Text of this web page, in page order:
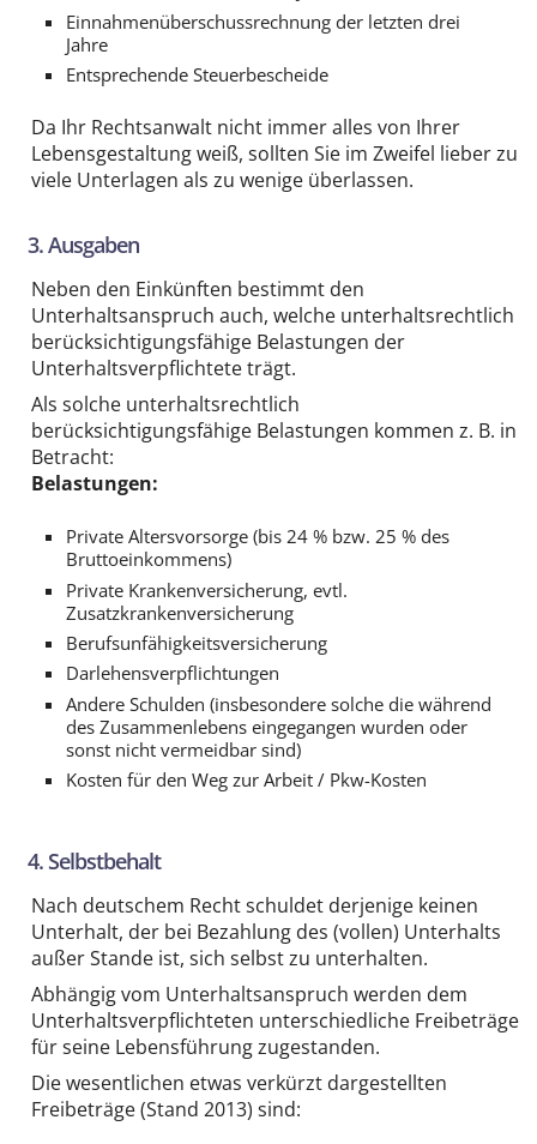
Einnahmenüberschussrechnung der letzten drei
Jahre
Entsprechende Steuerbescheide
Da Ihr Rechtsanwalt nicht immer alles von Ihrer
Lebensgestaltung weiß, sollten Sie im Zweifel lieber zu
viele Unterlagen als zu wenige überlassen.
3. Ausgaben
Neben den Einkünften bestimmt den
Unterhaltsanspruch auch, welche unterhaltsrechtlich
berücksichtigungsfähige Belastungen der
Unterhaltsverpflichtete trägt.
Als solche unterhaltsrechtlich
berücksichtigungsfähige Belastungen kommen z. B. in
Betracht:
Belastungen:
Private Altersvorsorge (bis 24 % bzw. 25 % des
Bruttoeinkommens)
Private Krankenversicherung, evtl.
Zusatzkrankenversicherung
Berufsunfähigkeitsversicherung
Darlehensverpflichtungen
Andere Schulden (insbesondere solche die während
des Zusammenlebens eingegangen wurden oder
sonst nicht vermeidbar sind)
Kosten für den Weg zur Arbeit / Pkw-Kosten
4. Selbstbehalt
Nach deutschem Recht schuldet derjenige keinen
Unterhalt, der bei Bezahlung des (vollen) Unterhalts
außer Stande ist, sich selbst zu unterhalten.
Abhängig vom Unterhaltsanspruch werden dem
Unterhaltsverpflichteten unterschiedliche Freibeträge
für seine Lebensführung zugestanden.
Die wesentlichen etwas verkürzt dargestellten
Freibeträge (Stand 2013) sind: